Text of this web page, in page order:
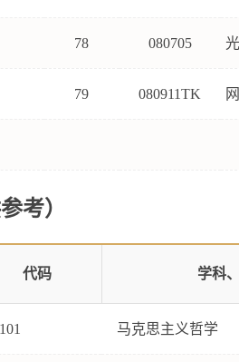
78 080705
79 080911TK
考）
代码 学科
马克思主义哲